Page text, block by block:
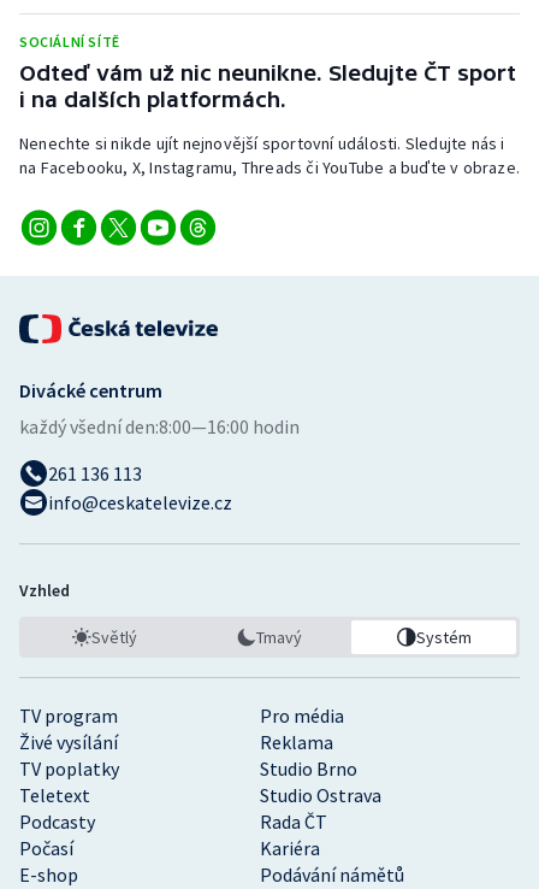
SOCIÁLNÍ SÍTĚ
Odteď vám už nic neunikne. Sledujte ČT sport
i na dalších platformách.
Nenechte si nikde ujít nejnovější sportovní události. Sledujte nás i
na Facebooku, X, Instagramu, Threads či YouTube a buďte v obraze.
TV program
Pro média
Živé vysílání
Reklama
TV poplatky
Studio Brno
Teletext
Studio Ostrava
Podcasty
Rada ČT
Počasí
Kariéra
E-shop
Podávání námětů
Divácké centrum
každý všední den:8:00—16:00 hodin
261 136 113
info@ceskatelevize.cz
Vzhled
Světlý Tmavý Systém